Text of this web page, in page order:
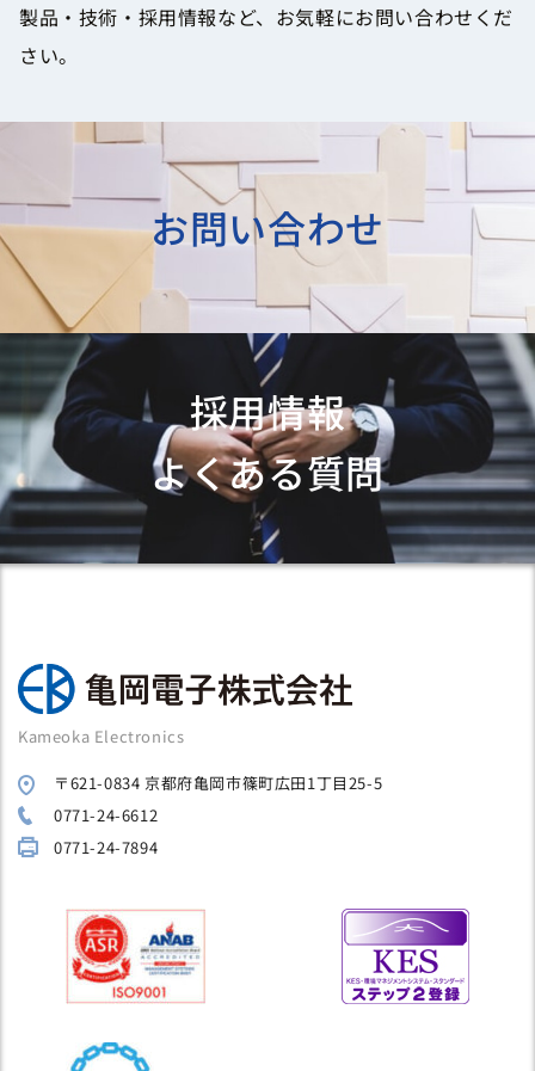
製品・技術・採用情報など、お気軽にお問い合わせくだ
さい。
お問い合わせ
採用情報
よくある質問
Kameoka Electronics
〒621-0834 京都府亀岡市篠町広田1丁目25-5
0771-24-6612
0771-24-7894